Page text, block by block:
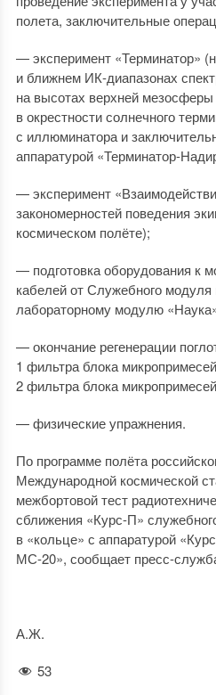
полета, заключительные
— эксперимент «Терминатор»
и ближнем ИК-диапазонах
на высотах верхней
в окрестности солнечного
с иллюминатора и
аппаратурой «Терминатор-
— эксперимент
закономерностей поведения
космическом полёте);
— подготовка оборудования к
кабелей от Служебного
лабораторному модулю
— окончание регенерации
1 фильтра блока
2 фильтра блока
— физические упражнения.
По программе полёта
Международной космической
межбортовой тест
сближения «Курс-П»
в «кольце» с аппаратурой
МС-20», сообщает пресс-
А.Ж.
53